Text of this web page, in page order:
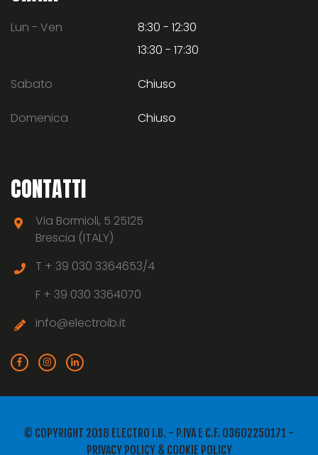
Lun - Ven
8:30 - 12:30
13:30 - 17:30
Sabato Chiuso
Domenica Chiuso
CONTATTI
Via Bormioli, 5 25125
Brescia (ITALY)
T + 39 030 3364653/4
F + 39 030 3364070
info@electroib.it
© COPYRIGHT 2018 ELECTRO I.B. - P.IVA E C.F. 03602250171 -
PRIVACY POLICY& COOKIE POLICY